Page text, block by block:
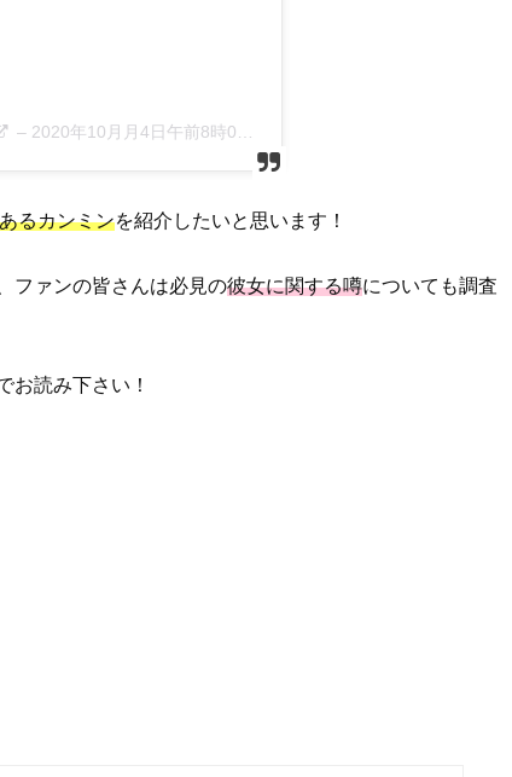
– 2020年10月月4日午前8時00分PDT
るカンミンを紹介したいと思います！
ファンの皆さんは必見の彼女に関する噂についても調査
お読み下さい！